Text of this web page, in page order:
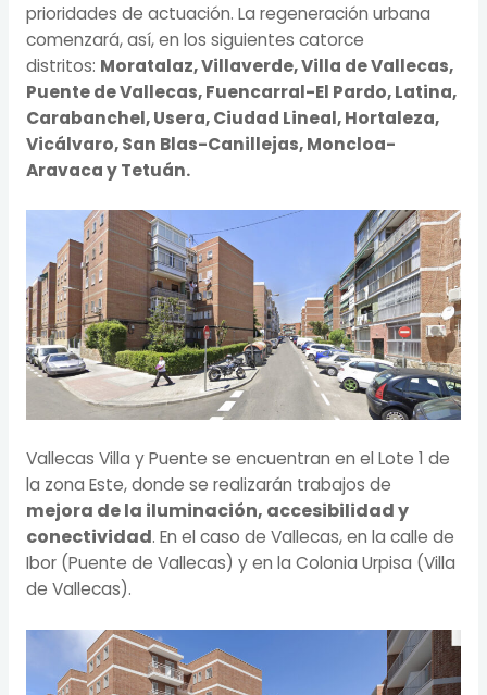
prioridades de actuación. La regeneración urbana
comenzará, así, en los siguientes catorce
distritos: Moratalaz, Villaverde, Villa de Vallecas,
Puente de Vallecas, Fuencarral-El Pardo, Latina,
Carabanchel, Usera, Ciudad Lineal, Hortaleza,
Vicálvaro, San Blas-Canillejas, Moncloa-
Aravaca y Tetuán.
Vallecas Villa y Puente se encuentran en el Lote 1 de
la zona Este, donde se realizarán trabajos de
mejora de la iluminación, accesibilidad y
conectividad. En el caso de Vallecas, en la calle de
Ibor (Puente de Vallecas) y en la Colonia Urpisa (Villa
de Vallecas).